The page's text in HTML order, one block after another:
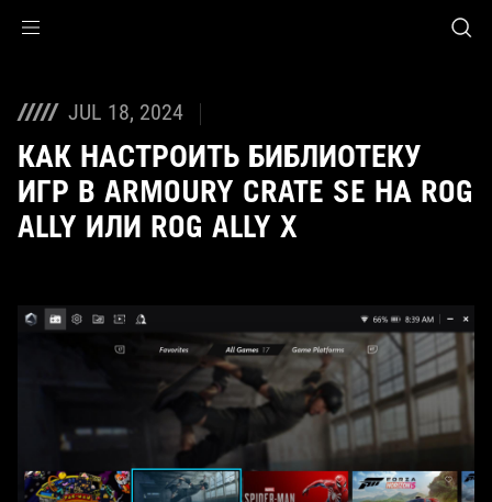
JUL 18, 2024
КАК НАСТРОИТЬ БИБЛИОТЕКУ
ИГР В ARMOURY CRATE SE НА ROG
ALLY ИЛИ ROG ALLY X